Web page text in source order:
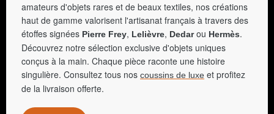
amateurs d'objets rares et de beaux textiles, nos créations
haut de gamme valorisent l'artisanat français à travers des
étoffes signées Pierre Frey, Lelièvre, Dedarou Hermès.
Découvrez notre sélection exclusive d'objets uniques
conçus à la main. Chaque pièce raconte une histoire
singulière. Consultez tous nos coussins de luxe et profitez
de la livraison offerte.